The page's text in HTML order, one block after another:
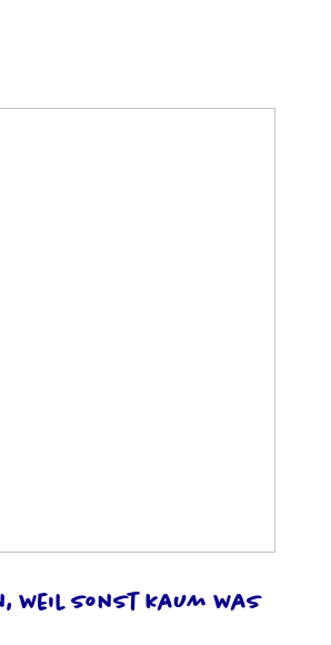
weil sonst kaum was